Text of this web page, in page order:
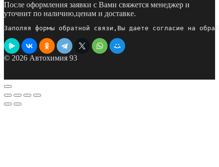
После оформления заявки с Вами свяжется менеджер и
уточнит по наличию,ценам и доставке.
Заполяя формы обратной связи,Вы даете согласие на
© 2026 Автохимия 93